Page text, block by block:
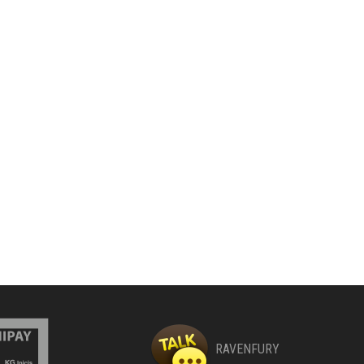
RAVENFURY